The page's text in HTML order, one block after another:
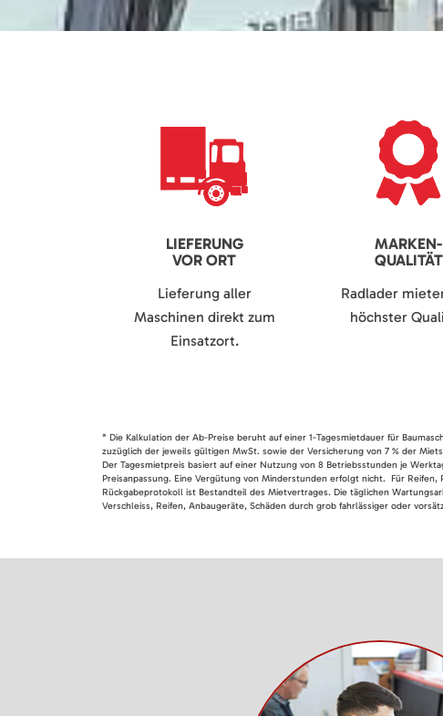
LIEFERUNG
VOR ORT
Lieferung aller
Maschinen direkt zum
Einsatzort.
MARKEN-
QUALITÄT
Radlader
höchster
* Die Kalkulation der Ab-Preise beruht auf einer 1-Tagesmietdauer für
zuzüglich der jeweils gültigen MwSt. sowie der Versicherung von 7 % der
Der Tagesmietpreis basiert auf einer Nutzung von 8 Betriebsstunden je
Preisanpassung. Eine Vergütung von Minderstunden erfolgt nicht. Für
Rückgabeprotokoll ist Bestandteil des Mietvertrages. Die täglichen
Verschleiss, Reifen, Anbaugeräte, Schäden durch grob fahrlässiger oder